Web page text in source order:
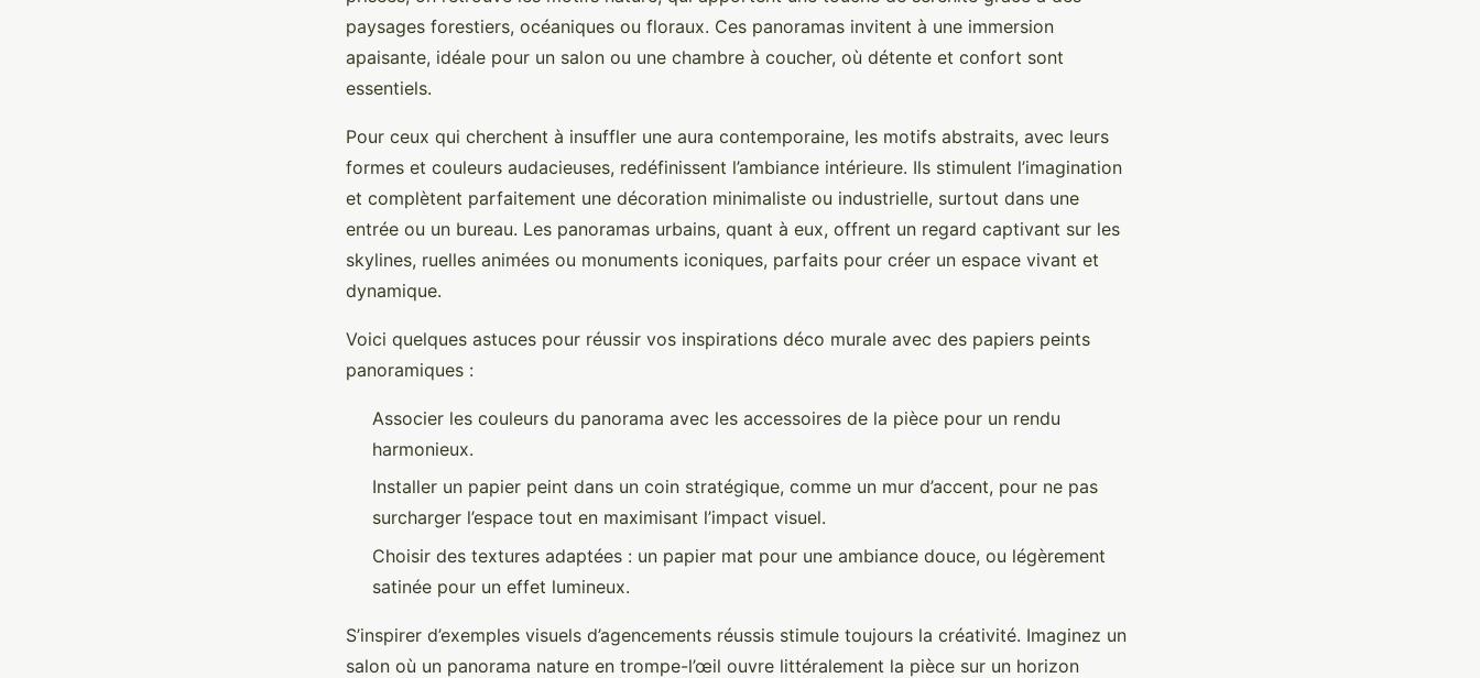
paysages forestiers, océaniques ou floraux. Ces panoramas invitent à une immersion
apaisante, idéale pour un salon ou une chambre à coucher, où détente et confort sont
essentiels.
Pour ceux qui cherchent à insuffler une aura contemporaine, les motifs abstraits, avec leurs
formes et couleurs audacieuses, redéfinissent l’ambiance intérieure. Ils stimulent l’imagination
et complètent parfaitement une décoration minimaliste ou industrielle, surtout dans une
entrée ou un bureau. Les panoramas urbains, quant à eux, offrent un regard captivant sur les
skylines, ruelles animées ou monuments iconiques, parfaits pour créer un espace vivant et
dynamique.
Voici quelques astuces pour réussir vos inspirations déco murale avec des papiers peints
panoramiques :
Associer les couleurs du panorama avec les accessoires de la pièce pour un rendu
harmonieux.
Installer un papier peint dans un coin stratégique, comme un mur d’accent, pour ne pas
surcharger l’espace tout en maximisant l’impact visuel.
Choisir des textures adaptées : un papier mat pour une ambiance douce, ou légèrement
satinée pour un effet lumineux.
S’inspirer d’exemples visuels d’agencements réussis stimule toujours la créativité. Imaginez un
salon où un panorama nature en trompe-l’œil ouvre littéralement la pièce sur un horizon